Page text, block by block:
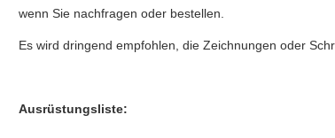
wenn Sie nachfragen oder bestellen.
Es wird dringend empfohlen, die Zeichnungen oder
Ausrüstungsliste: